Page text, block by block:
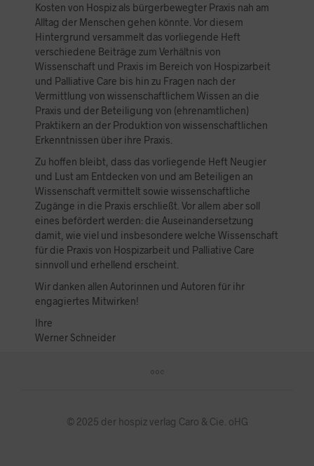
Kosten von Hospiz als bürgerbewegter Praxis nah am
Alltag der Menschen gehen könnte. Vor diesem
Hintergrund versammelt das vorliegende Heft
verschiedene Beiträge zum Verhältnis von
Wissenschaft und Praxis im Bereich von Hospizarbeit
und Palliative Care bis hin zu Fragen nach der
Vermittlung von wissenschaftlichem Wissen an die
Praxis und der Beteiligung von (ehrenamtlichen)
Praktikern an der Produktion von wissenschaftlichen
Erkenntnissen über ihre Praxis.
Zu hoffen bleibt, dass das vorliegende Heft Neugier
und Lust am Entdecken von und am Beteiligen an
Wissenschaft vermittelt sowie wissenschaftliche
Zugänge in die Praxis erschließt. Vor allem aber soll
eines befördert werden: die Auseinandersetzung
damit, wie viel und insbesondere welche Wissenschaft
für die Praxis von Hospizarbeit und Palliative Care
sinnvoll und erhellend erscheint.
Wir danken allen Autorinnen und Autoren für ihr
engagiertes Mitwirken!
Ihre
Werner Schneider
© 2025 der hospiz verlag Caro & Cie. oHG